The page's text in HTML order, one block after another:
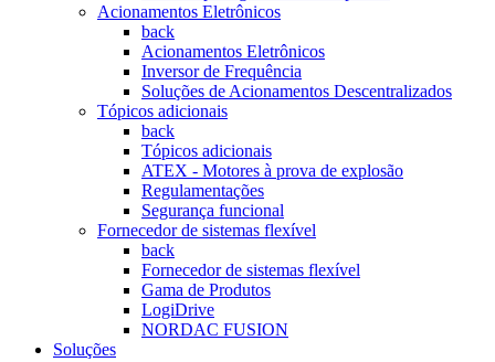
Acionamentos Eletrônicos
back
Acionamentos Eletrônicos
Inversor de Frequência
Soluções de Acionamentos Descentralizados
Tópicos adicionais
back
Tópicos adicionais
ATEX - Motores à prova de explosão
Regulamentações
Segurança funcional
Fornecedor de sistemas flexível
back
Fornecedor de sistemas flexível
Gama de Produtos
LogiDrive
NORDAC FUSION
Soluções